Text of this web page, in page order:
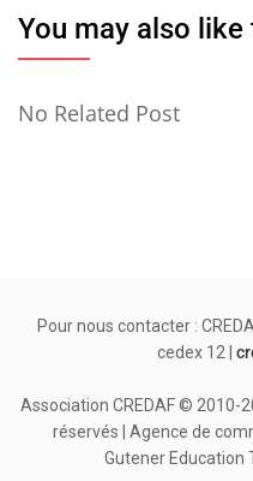
You may also like
No Related Post
Pour nous contacter :
cedex 12 |
Association CREDAF © 2010-
réservés | Agence de
Gutener Education